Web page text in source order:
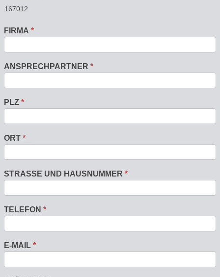
FIRMA *
ANSPRECHPARTNER *
PLZ *
ORT *
STRASSE UND HAUSNUMMER *
TELEFON *
E-MAIL *